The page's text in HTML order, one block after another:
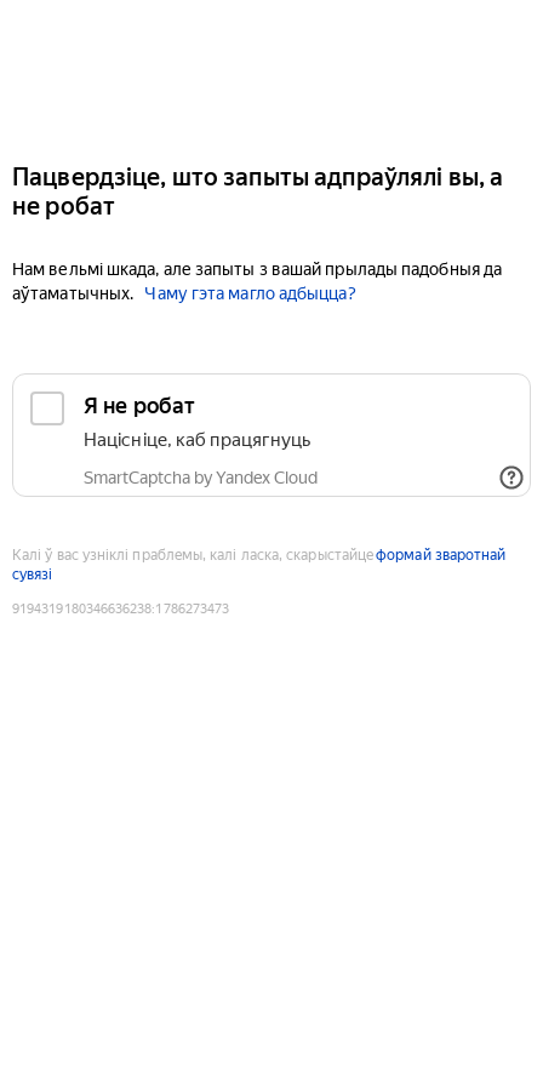
Пацвердзіце, што запыты адпраўлялі вы, а
не робат
Нам вельмі шкада, але запыты з вашай прылады падобныя да
аўтаматычных.
Чаму гэта магло адбыцца?
Я не робат
Націсніце, каб працягнуць
SmartCaptcha by Yandex Cloud
Калі ў вас узніклі праблемы, калі ласка, скарыстайцеформай зваротнай
сувязі
9194319180346636238:1786273473